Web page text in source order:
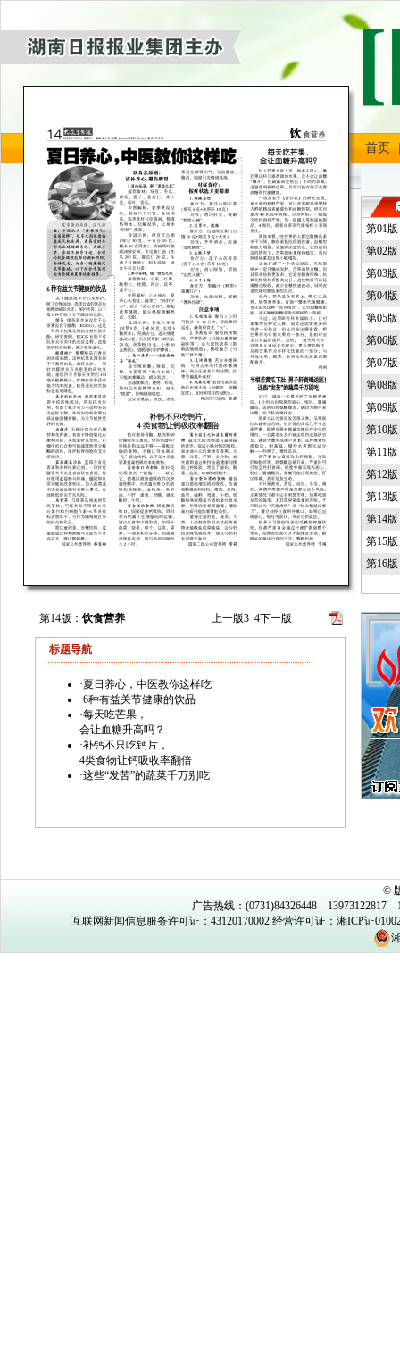
第14版： 饮食营养 上一版3 4下一版
标题导航
·夏日养心，中医教你这样吃
·6种有益关节健康的饮品
·每天吃芒果，
会让血糖升高吗？
·补钙不只吃钙片，
4类食物让钙吸收率翻倍
·这些“发苦”的蔬菜千万别吃
首页
第01
第02
第03
第04
第05
第06
第07
第08
第09
第10
第11
第12
第13
第14
第15
第16
©
广告热线：(0731)84326448 13973122817
互联网新闻信息服务许可证：43120170002 经营许可证：湘ICP证